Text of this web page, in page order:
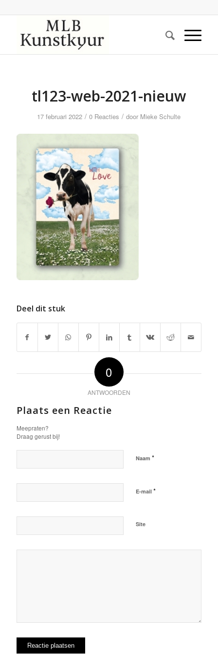
tl123-web-2021-nieuw
17 februari 2022 / 0 Reacties / door Mieke Schulte
Deel dit stuk
0
ANTWOORDEN
Plaats een Reactie
Meepraten?
Draag gerust bij!
Naam *
E-mail *
Site